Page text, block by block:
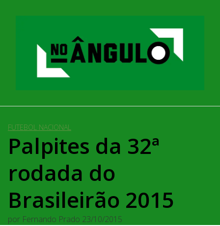
FUTEBOL NACIONAL
Palpites da 32ª
rodada do
Brasileirão 2015
por Fernando Prado 23/10/2015